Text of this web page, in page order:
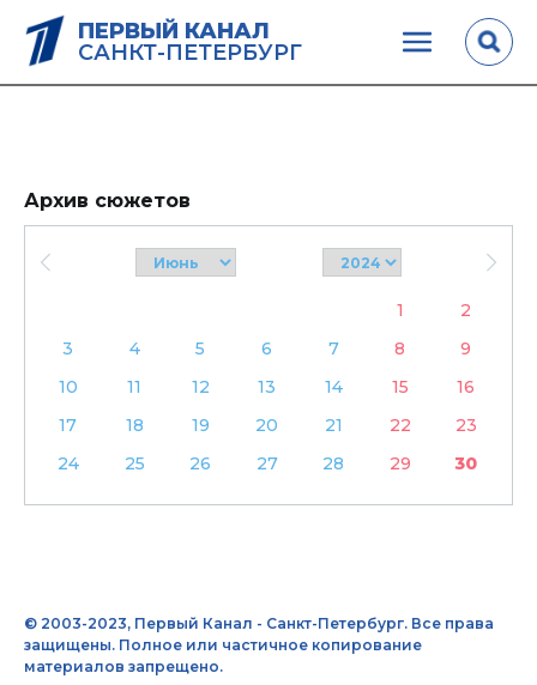
ПЕРВЫЙ КАНАЛ
САНКТ-ПЕТЕРБУРГ
Архив сюжетов
1
2
3
4 5 6 7 8
9
10
11 12 13 14 15
16
17
18 19 20 21 22
23
24
25 26 27 28 29 30
© 2003-2023, Первый Канал - Санкт-Петербург. Все права
защищены. Полное или частичное копирование
материалов запрещено.